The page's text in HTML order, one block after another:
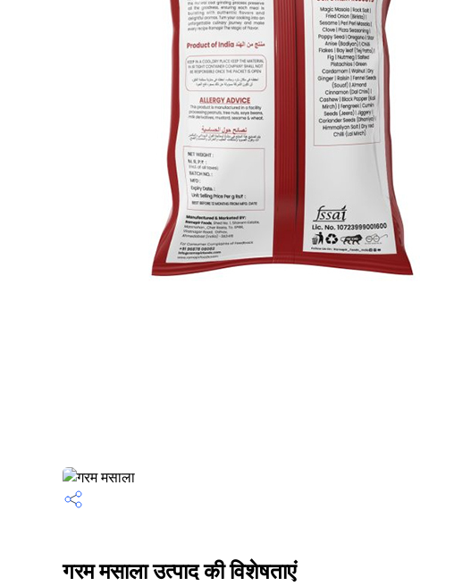
गरम मसाला उत्पाद की विशेषताएं